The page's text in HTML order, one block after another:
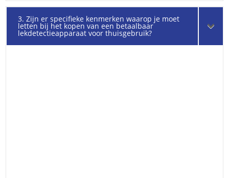
3. Zijn er specifieke kenmerken waarop je moet
letten bij het kopen van een betaalbaar
lekdetectieapparaat voor thuisgebruik?